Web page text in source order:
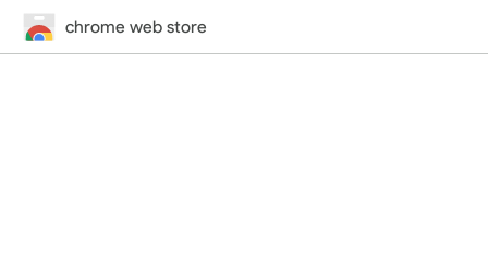
chrome web store